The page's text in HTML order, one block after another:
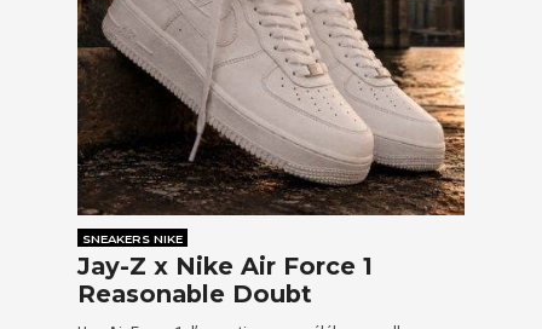
SNEAKERS NIKE
Jay-Z x Nike Air Force 1
Reasonable Doubt